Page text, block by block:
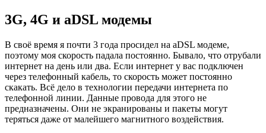
3G, 4G и aDSL модемы
В своё время я почти 3 года просидел на aDSL модеме,
поэтому моя скорость падала постоянно. Бывало, что отрубали
интернет на день или два. Если интернет у вас подключен
через телефонный кабель, то скорость может постоянно
скакать. Всё дело в технологии передачи интернета по
телефонной линии. Данные провода для этого не
предназначены. Они не экранированы и пакеты могут
теряться даже от малейшего магнитного воздействия.